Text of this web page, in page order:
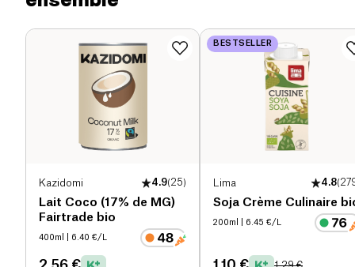
Kazidomi 4.9(25)
Lait Coco (17% de MG)
Fairtrade bio
400ml | 6.40 €/L
BESTSELLER
Lima 4.8(
Soja Crème Culinaire
200ml | 6.45 €/L
1.29 €
Protéines (g) 0 g
98.425 g